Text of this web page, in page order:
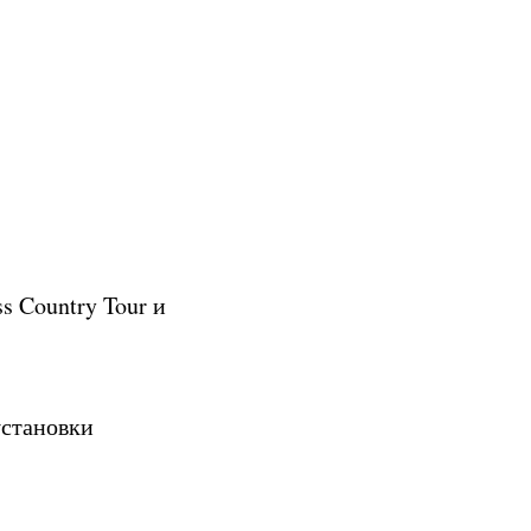
Country Tour и